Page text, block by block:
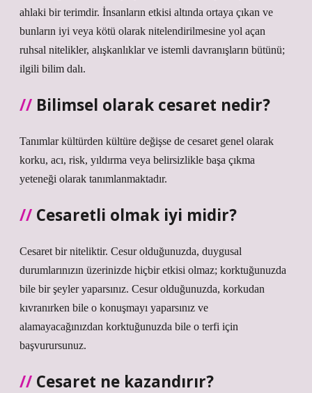
ahlaki bir terimdir. İnsanların etkisi altında ortaya çıkan ve
bunların iyi veya kötü olarak nitelendirilmesine yol açan
ruhsal nitelikler, alışkanlıklar ve istemli davranışların bütünü;
ilgili bilim dalı.
Bilimsel olarak cesaret nedir?
Tanımlar kültürden kültüre değişse de cesaret genel olarak
korku, acı, risk, yıldırma veya belirsizlikle başa çıkma
yeteneği olarak tanımlanmaktadır.
Cesaretli olmak iyi midir?
Cesaret bir niteliktir. Cesur olduğunuzda, duygusal
durumlarınızın üzerinizde hiçbir etkisi olmaz; korktuğunuzda
bile bir şeyler yaparsınız. Cesur olduğunuzda, korkudan
kıvranırken bile o konuşmayı yaparsınız ve
alamayacağınızdan korktuğunuzda bile o terfi için
başvurursunuz.
Cesaret ne kazandırır?